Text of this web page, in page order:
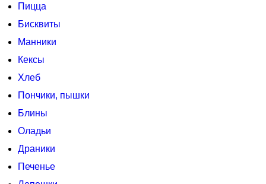
Пицца
Бисквиты
Манники
Кексы
Хлеб
Пончики, пышки
Блины
Оладьи
Драники
Печенье